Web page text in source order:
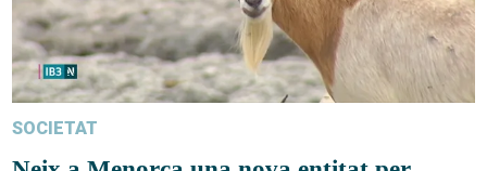
SOCIETAT